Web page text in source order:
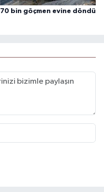
70 bin göçmen evine döndü